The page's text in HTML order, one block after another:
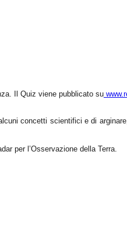
Il Quiz viene pubblicato su
concetti scientifici e di
per l’Osservazione della Terra.